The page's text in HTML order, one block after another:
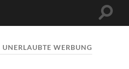
UNERLAUBTE WERBUNG